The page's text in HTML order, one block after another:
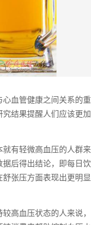
血管健康之间关系的重
结果提醒人们应该更
有轻微高血压的人群
后得出结论，即每日
张压方面表现出更明
高血压状态的人来说